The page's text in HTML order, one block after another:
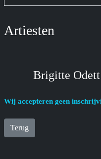
Artiesten
Brigitte Odett
Wij accepteren geen
Terug